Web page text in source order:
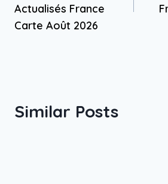
Actualisés France
Carte Août 2026
Similar Posts